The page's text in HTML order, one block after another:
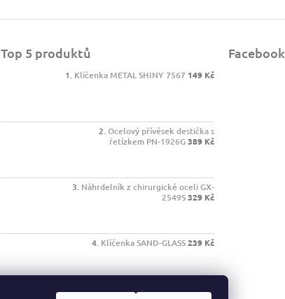
Top 5 produktů
Klíčenka METAL SHINY 7567 149 Kč
Ocelový přívěsek destička s
řetízkem PN-1926G389 Kč
Náhrdelník z chirurgické oceli GX-
2549S329 Kč
Klíčenka SAND-GLASS239 Kč
Facebook